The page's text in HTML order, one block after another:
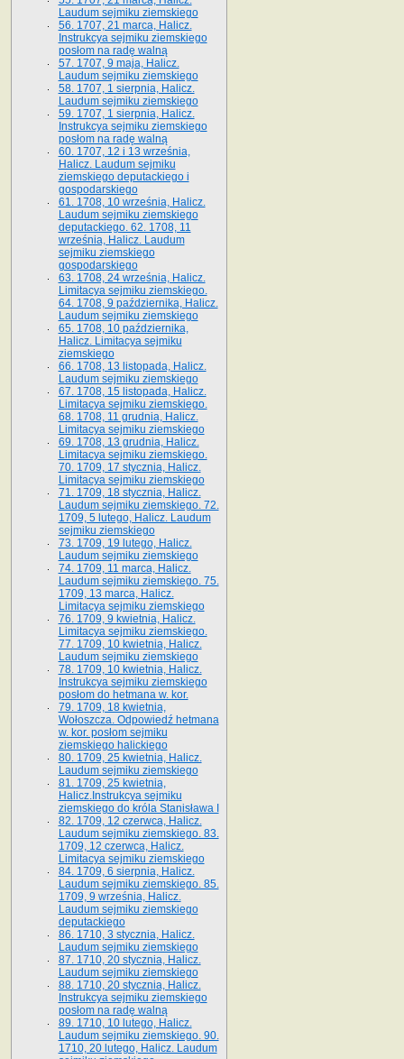
Laudum sejmiku ziemskiego
56. 1707, 21 marca, Halicz.
Instrukcya sejmiku ziemskiego
posłom na radę walną
57. 1707, 9 maja, Halicz.
Laudum sejmiku ziemskiego
58. 1707, 1 sierpnia, Halicz.
Laudum sejmiku ziemskiego
59. 1707, 1 sierpnia, Halicz.
Instrukcya sejmiku ziemskiego
posłom na radę walną
60. 1707, 12 i 13 września,
Halicz. Laudum sejmiku
ziemskiego deputackiego i
gospodarskiego
61. 1708, 10 września, Halicz.
Laudum sejmiku ziemskiego
deputackiego. 62. 1708, 11
września, Halicz. Laudum
sejmiku ziemskiego
gospodarskiego
63. 1708, 24 września, Halicz.
Limitacya sejmiku ziemskiego.
64. 1708, 9 października, Halicz.
Laudum sejmiku ziemskiego
65­. 1708, 10 października,
Halicz. Limitacya sejmiku
ziemskiego
66. 1708, 13 listopada, Halicz.
Laudum sejmiku ziemskiego
67. 1708, 15 listopada, Halicz.
Limitacya sejmiku ziemskiego.
68. 1708, 11 grudnia, Halicz.
Limitacya sejmiku ziemskiego
69. 1708, 13 grudnia, Halicz.
Limitacya sejmiku ziemskiego.
70. 1709, 17 stycznia, Halicz.
Limitacya sejmiku ziemskiego
71. 1709, 18 stycznia, Halicz.
Laudum sejmiku ziemskiego. 72.
1709, 5 lutego, Halicz. Laudum
sejmiku ziemskiego
73. 1709, 19 lutego, Halicz.
Laudum sejmiku ziemskiego
74. 1709, 11 marca, Halicz.
Laudum sejmiku ziemskiego. 75.
1709, 13 marca, Halicz.
Limitacya sejmiku ziemskiego
76. 1709, 9 kwietnia, Halicz.
Limitacya sejmiku ziemskiego.
77. 1709, 10 kwietnia, Halicz.
Laudum sejmiku ziemskiego
78. 1709, 10 kwietnia, Halicz.
Instrukcya sejmiku ziemskiego
posłom do hetmana w. kor.
79. 1709, 18 kwietnia,
Wołoszcza. Odpowiedź hetmana
w. kor. posłom sejmiku
ziemskiego halickiego
80. 1709, 25 kwietnia, Halicz.
Laudum sejmiku ziemskiego
81. 1709, 25 kwietnia,
Halicz.Instrukcya sejmiku
ziemskiego do króla Stanisława I
82. 1709, 12 czerwca, Halicz.
Laudum sejmiku ziemskiego. 83.
1709, 12 czerwca, Halicz.
Limitacya sejmiku ziemskiego
84. 1709, 6 sierpnia, Halicz.
Laudum sejmiku ziemskiego. 85.
1709, 9 września, Halicz.
Laudum sejmiku ziemskiego
deputackiego
86. 1710, 3 stycznia, Halicz.
Laudum sejmiku ziemskiego
87. 1710, 20 stycznia, Halicz.
Laudum sejmiku ziemskiego
88. 1710, 20 stycznia, Halicz.
Instrukcya sejmiku ziemskiego
posłom na radę walną
89. 1710, 10 lutego, Halicz.
Laudum sejmiku ziemskiego. 90.
1710, 20 lutego, Halicz. Laudum